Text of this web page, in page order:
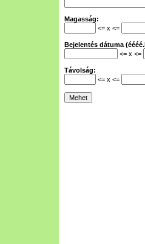
Magasság:
<= x <=
Bejelentés dátuma
<= x <=
Távolság:
<= x <=